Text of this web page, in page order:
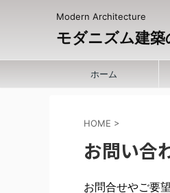
Modern Architecture
モダニズム建築
ホーム
HOME >
お問い合
お問合せやご要